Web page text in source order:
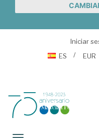
Iniciar
ES
EUR